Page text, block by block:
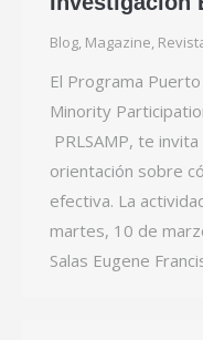
Blog, Magazine,
El Programa
Minority
PRLSAMP, te
orientación sobre
efectiva. La
martes, 10 de
Salas Eugene